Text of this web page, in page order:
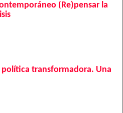
(Re)pensar la
transformadora. Una